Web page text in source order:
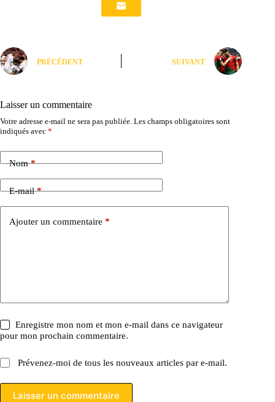
PRÉCÉDENT SUIVANT
Laisser un commentaire
Votre adresse e-mail ne sera pas publiée. Les champs obligatoires sont
indiqués avec *
Nom*
E-mail*
Ajouter un commentaire *
Enregistre mon nom et mon e-mail dans ce navigateur
pour mon prochain commentaire.
Prévenez-moi de tous les nouveaux articles par e-mail.
Laisser un commentaire